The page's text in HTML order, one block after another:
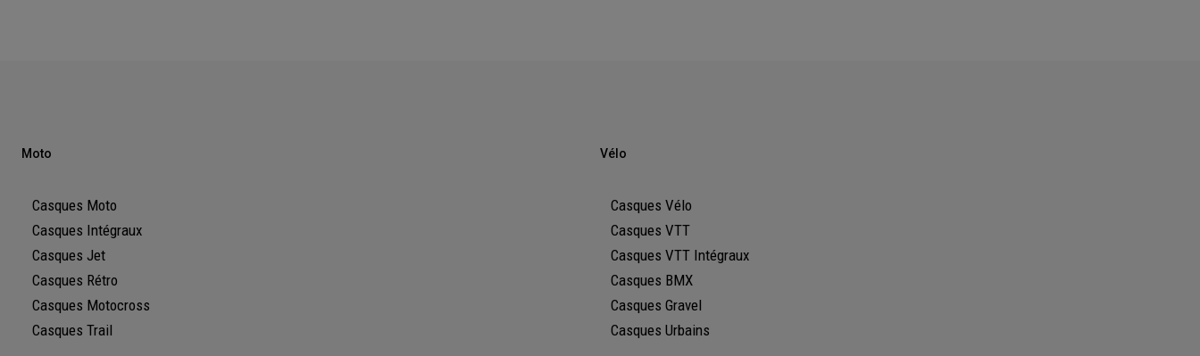
Moto
Casques Moto
Casques Intégraux
Casques Jet
Casques Rétro
Casques Motocross
Casques Trail
Vélo
Casques Vélo
Casques VTT
Casques VTT Intégraux
Casques BMX
Casques Gravel
Casques Urbains